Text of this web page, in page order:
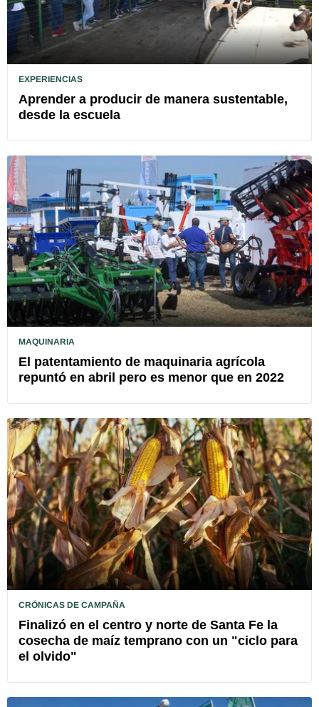
EXPERIENCIAS
Aprender a producir de manera sustentable,
desde la escuela
MAQUINARIA
El patentamiento de maquinaria agrícola
repuntó en abril pero es menor que en 2022
CRÓNICAS DE CAMPAÑA
Finalizó en el centro y norte de Santa Fe la
cosecha de maíz temprano con un "ciclo para
el olvido"